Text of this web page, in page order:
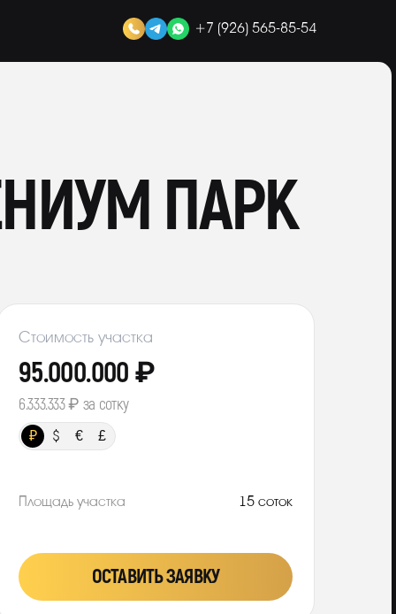
+7 (926) 565-85-54
ПАРК
Стоимость участка
95.000.000 ₽
6.333.333 ₽ за сотку
₽ $ € £
Площадь участка 15 соток
ОСТАВИТЬ ЗАЯВКУ